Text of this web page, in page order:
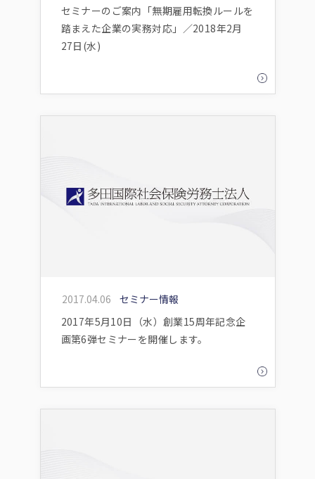
セミナーのご案内「無期雇用転換ルールを
踏まえた企業の実務対応」／2018年2月
27日(水)
2017.04.06
セミナー情報
2017年5月10日（水）創業15周年記念企
画第6弾セミナーを開催します。